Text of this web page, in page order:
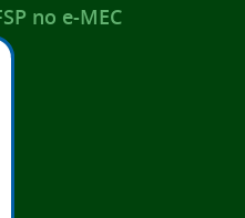
no e-MEC